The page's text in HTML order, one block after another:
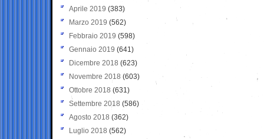
Aprile 2019 (383)
Marzo 2019 (562)
Febbraio 2019 (598)
Gennaio 2019 (641)
Dicembre 2018 (623)
Novembre 2018 (603)
Ottobre 2018 (631)
Settembre 2018 (586)
Agosto 2018 (362)
Luglio 2018 (562)